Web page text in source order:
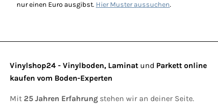
nur einen Euro ausgibst. Hier Muster aussuchen.
Vinylshop24 - Vinylboden, Laminat und Parkett online
kaufen vom Boden-Experten
Mit 25 Jahren Erfahrung stehen wir an deiner Seite.